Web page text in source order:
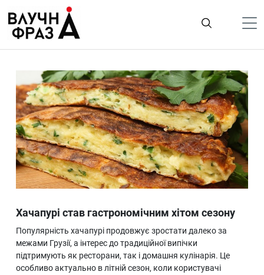
содержимому
Гроші
Життя
Лайфстайл
ТехноНаука
Людина
Ukraine
Про нас
Хачапурі став гастрономічним хітом сезону
Популярність хачапурі продовжує зростати далеко за
межами Грузії, а інтерес до традиційної випічки
підтримують як ресторани, так і домашня кулінарія. Це
особливо актуально в літній сезон, коли користувачі